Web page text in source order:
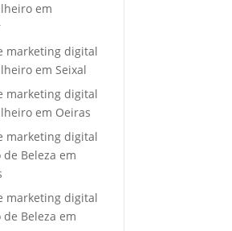
em
marketing digital
em Seixal
marketing digital
em Oeiras
marketing digital
de Beleza em
marketing digital
de Beleza em